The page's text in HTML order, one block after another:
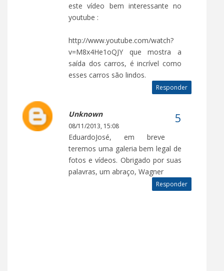
este vídeo bem interessante no
youtube :
http://www.youtube.com/watch?
v=M8x4He1oQJY que mostra a
saída dos carros, é incrível como
esses carros são lindos.
Responder
Unknown
08/11/2013, 15:08
EduardoJosé, em breve
teremos uma galeria bem legal de
fotos e vídeos. Obrigado por suas
palavras, um abraço, Wagner
Responder